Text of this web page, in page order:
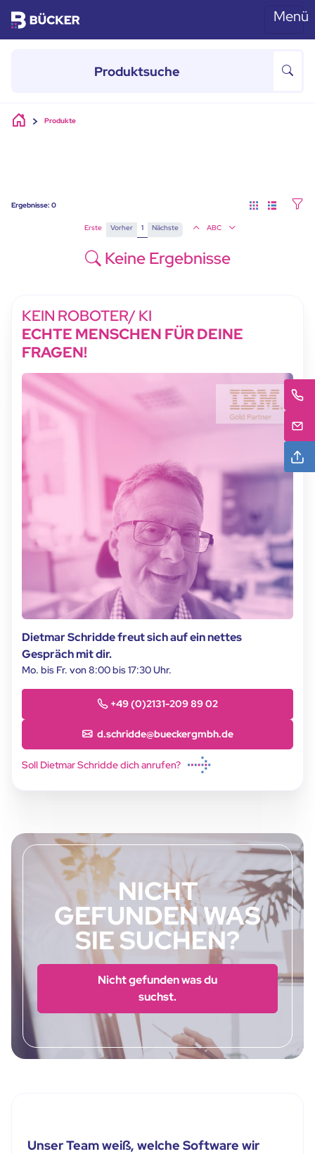
Skip to main content Menü
Produkte
Ergebnisse: 0
Erste Vorher 1 Nächste ABC
Keine Ergebnisse
KEIN ROBOTER/ KI
ECHTE MENSCHEN FÜR DEINE
FRAGEN!
Dietmar Schridde freut sich auf ein nettes
Gespräch mit dir.
Mo. bis Fr. von 8:00 bis 17:30 Uhr.
+49 (0)2131-209 89 02
d.schridde@bueckergmbh.de
Soll Dietmar Schridde dich anrufen?
NICHT
GEFUNDEN WAS
SIE SUCHEN?
Nicht gefunden was du
suchst.
Unser Team weiß, welche Software wir